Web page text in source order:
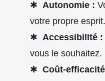
Autonomie :
votre propre esprit.
Accessibilité :
vous le souhaitez.
Coût-